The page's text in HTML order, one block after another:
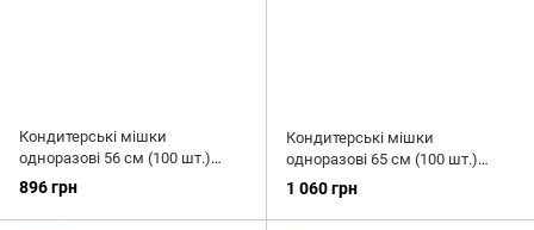
Кондитерські мішки
одноразові 56 см (100 шт.)
Silikomart
896 грн
Кондитерські мішки
одноразові 65 см (100 шт.)
Silikomart
1 060 грн